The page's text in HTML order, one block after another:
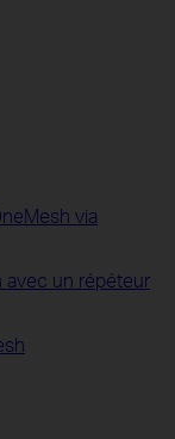
via
avec un répéteur